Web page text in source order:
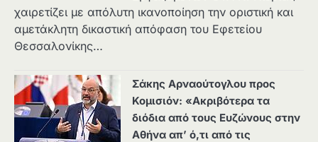
χαιρετίζει με απόλυτη ικανοποίηση την οριστική και
αμετάκλητη δικαστική απόφαση του Εφετείου
Θεσσαλονίκης…
Σάκης Αρναούτογλου προς
Κομισιόν: «Ακριβότερα τα
διόδια από τους Ευζώνους στην
Αθήνα απ’ ό,τι από τις